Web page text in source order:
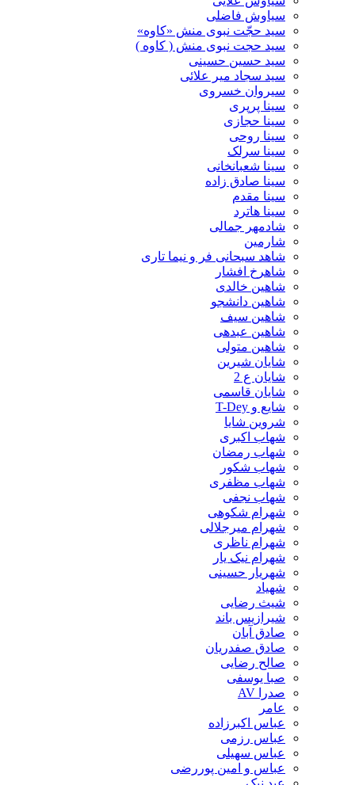
سیاوش فاضلی
سید حجّت نبوی منش «کاوه»
سید حجت نبوی منش ( کاوه )
سید حسین حسینى
سید سجاد میر علائی
سیروان خسروی
سینا پرپری
سینا حجازی
سینا روحی
سینا سرلک
سینا شعبانخانی
سینا صادق زاده
سینا مقدم
سینا هاترد
شادمهر جمالی
شارمین
شاهد سبحانی فر و نیما تاری
شاهرخ افشار
شاهین خالدی
شاهین دانشجو
شاهین سیف
شاهین عبدهی
شاهین متولی
شایان شیرین
شایان ع 2
شایان قاسمی
شایع و T-Dey
شروین شایا
شهاب اکبری
شهاب رمضان
شهاب شکور
شهاب مظفری
شهاب نجفی
شهرام شکوهی
شهرام میرجلالی
شهرام ناظری
شهرام نیک یار
شهریار حسینی
شهیاد
شیث رضایی
شیرازیس باند
صادق آبان
صادق صفدریان
صالح رضایی
صبا یوسفی
صدرا AV
عامر
عباس اکبرزاده
عباس رزمی
عباس سهیلی
عباس و امین پوررضی